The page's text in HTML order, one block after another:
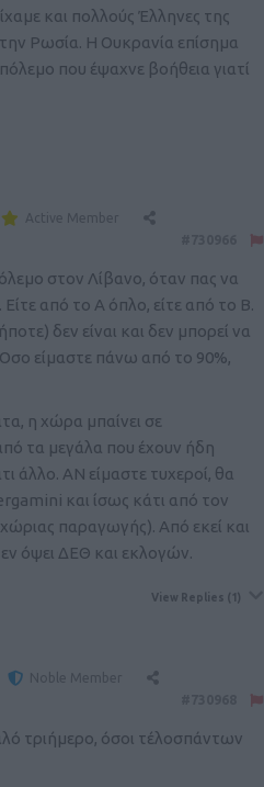
και πολλούς Έλληνες της
Ρωσία. Η Ουκρανία επίσημα
που έψαχνε βοήθεια γιατί
Active Member
στον Λίβανο, όταν πας να
Είτε από το Α όπλο, είτε από το Β.
δεν είναι και δεν μπορεί να
Όσο είμαστε πάνω από το 90%,
η χώρα μπαίνει σε
τα μεγάλα που έχουν ήδη
άλλο. ΑΝ είμαστε τυχεροί, θα
και ίσως κάτι από τον
παραγωγής). Από εκεί και
όψει ΔΕΘ και εκλογών.
View Replies (1)
Noble Member
τριήμερο, όσοι τέλοσπάντων